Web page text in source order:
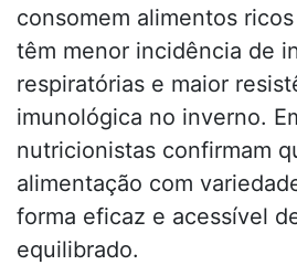
consomem alimentos
têm menor incidência de
respiratórias e maior
imunológica no inverno.
nutricionistas confirmam
alimentação com
forma eficaz e acessível
equilibrado.